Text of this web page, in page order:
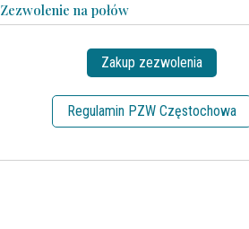
Zezwolenie na połów
Zakup zezwolenia
Regulamin PZW Częstochowa